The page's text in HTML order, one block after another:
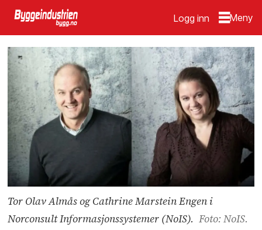
Logg inn
Tor Olav Almås og Cathrine Marstein Engen i
Norconsult Informasjonssystemer (NoIS). Foto: NoIS.